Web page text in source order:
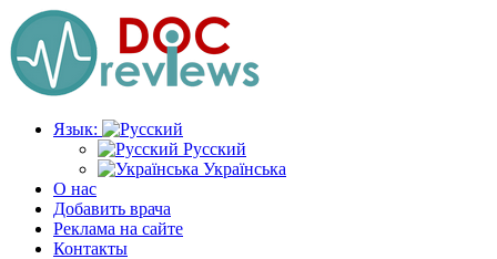
Перейти
к
содержимому
Язык:
Русский
Українська
О нас
Добавить врача
Реклама на сайте
Контакты